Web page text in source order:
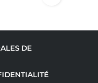
DE